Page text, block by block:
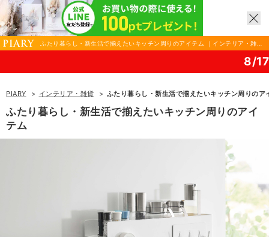
ふたり暮らし・新生活で揃えたいキッチン周りのアイテム ｜インテリア・雑貨
ならPIARY（ピアリー）
8/17(月)まで！PIARY
PIARY インテリア・雑貨 ふたり暮らし・新生活で揃えたいキッチン周りのア
ふたり暮らし・新生活で揃えたいキッチン周りのアイ
テム